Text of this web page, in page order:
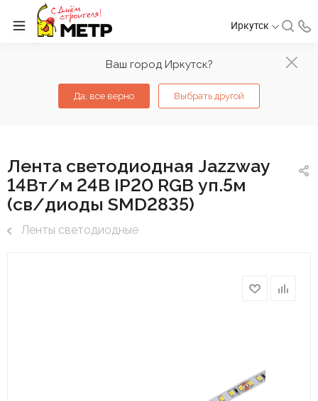
Ваш город Иркутск?
Да, все верно Выбрать другой
Иркутск
Лента светодиодная Jazzway
14Вт/м 24В IP20 RGB уп.5м
(св/диоды SMD2835)
Ленты светодиодные